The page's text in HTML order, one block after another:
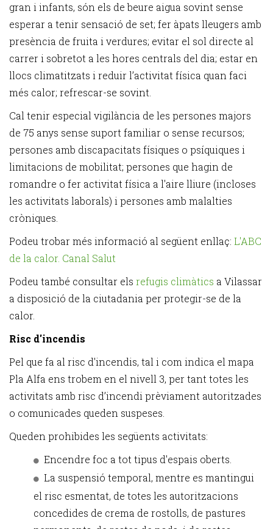
gran i infants, són els de beure aigua sovint sense
esperar a tenir sensació de set; fer àpats lleugers amb
presència de fruita i verdures; evitar el sol directe al
carrer i sobretot a les hores centrals del dia; estar en
llocs climatitzats i reduir l’activitat física quan faci
més calor; refrescar-se sovint.
Cal tenir especial vigilància de les persones majors
de 75 anys sense suport familiar o sense recursos;
persones amb discapacitats físiques o psíquiques i
limitacions de mobilitat; persones que hagin de
romandre o fer activitat física a l'aire lliure (incloses
les activitats laborals) i persones amb malalties
cròniques.
Podeu trobar més informació al següent enllaç: L'ABC
de la calor. Canal Salut
Podeu també consultar els refugis climàtics a Vilassar
a disposició de la ciutadania per protegir-se de la
calor.
Risc d'incendis
Pel que fa al risc d'incendis, tal i com indica el mapa
Pla Alfa ens trobem en el nivell 3, per tant totes les
activitats amb risc d’incendi prèviament autoritzades
o comunicades queden suspeses.
Queden prohibides les següents activitats:
Encendre foc a tot tipus d'espais oberts.
La suspensió temporal, mentre es mantingui
el risc esmentat, de totes les autoritzacions
concedides de crema de rostolls, de pastures